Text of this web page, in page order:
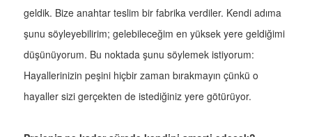
geldik. Bize anahtar teslim bir fabrika verdiler. Kendi adıma
şunu söyleyebilirim; gelebileceğim en yüksek yere geldiğimi
düşünüyorum. Bu noktada şunu söylemek istiyorum:
Hayallerinizin peşini hiçbir zaman bırakmayın çünkü o
hayaller sizi gerçekten de istediğiniz yere götürüyor.